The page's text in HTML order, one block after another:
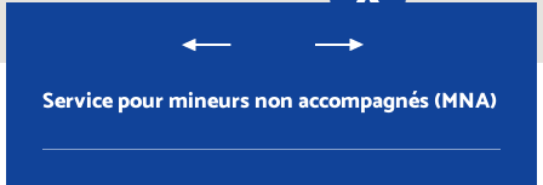
Service pour mineurs non accompagnés (MNA)